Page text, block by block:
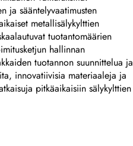
ja sääntelyvaatimusten
metallisälykylttien
tuotantomäärien
hallinnan
tuotannon suunnittelua ja
innovatiivisia materiaaleja ja
pitkäaikaisiin sälykylttien